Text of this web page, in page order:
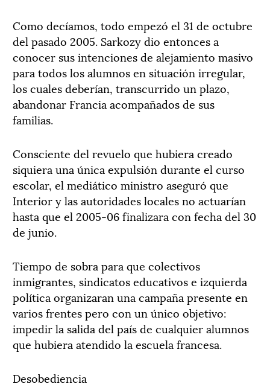
Como decíamos, todo empezó el 31 de octubre
del pasado 2005. Sarkozy dio entonces a
conocer sus intenciones de alejamiento masivo
para todos los alumnos en situación irregular,
los cuales deberían, transcurrido un plazo,
abandonar Francia acompañados de sus
familias.
Consciente del revuelo que hubiera creado
siquiera una única expulsión durante el curso
escolar, el mediático ministro aseguró que
Interior y las autoridades locales no actuarían
hasta que el 2005-06 finalizara con fecha del 30
de junio.
Tiempo de sobra para que colectivos
inmigrantes, sindicatos educativos e izquierda
política organizaran una campaña presente en
varios frentes pero con un único objetivo:
impedir la salida del país de cualquier alumnos
que hubiera atendido la escuela francesa.
Desobediencia